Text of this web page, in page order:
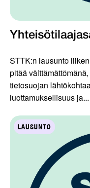
STTK:n lausunto
pitää
tietosuojan
luottamuksellisuus ja...
LAUSUNTO